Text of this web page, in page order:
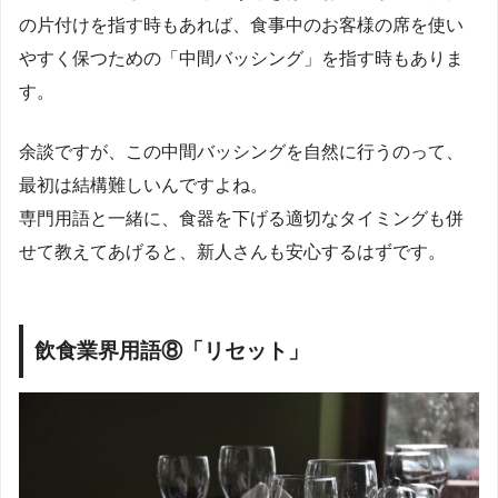
の片付けを指す時もあれば、食事中のお客様の席を使い
やすく保つための「中間バッシング」を指す時もありま
す。
余談ですが、この中間バッシングを自然に行うのって、
最初は結構難しいんですよね。
専門用語と一緒に、食器を下げる適切なタイミングも併
せて教えてあげると、新人さんも安心するはずです。
飲食業界用語⑧「リセット」